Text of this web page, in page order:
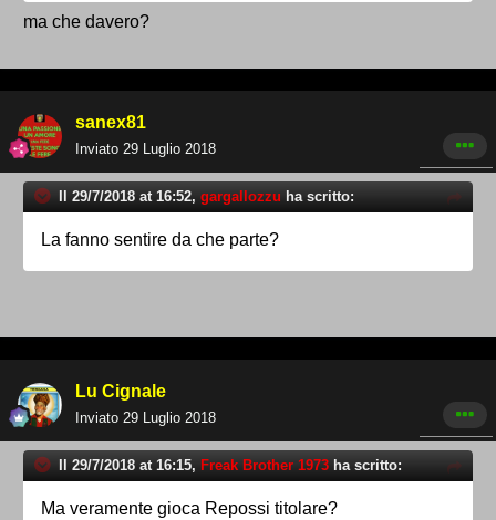
ma che davero?
sanex81
Inviato 29 Luglio 2018
Il 29/7/2018 at 16:52, gargallozzu ha scritto:
La fanno sentire da che parte?
Lu Cignale
Inviato 29 Luglio 2018
Il 29/7/2018 at 16:15, Freak Brother 1973 ha scritto:
Ma veramente gioca Repossi titolare?